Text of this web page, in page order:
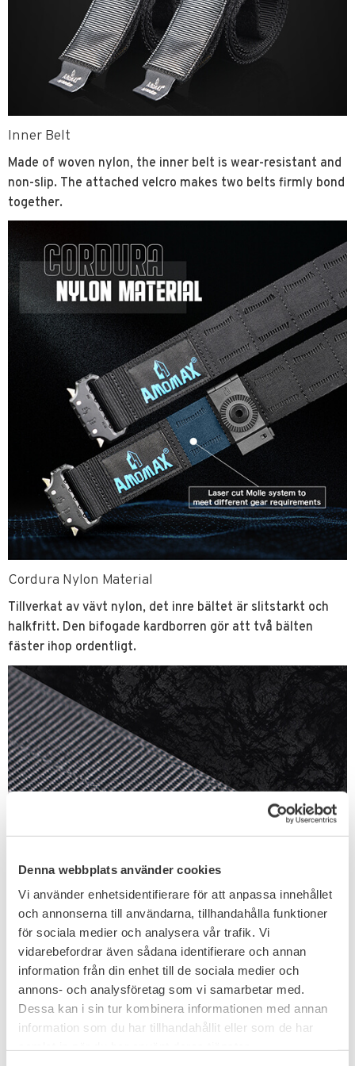
Denna webbplats använder cookies
Vi använder enhetsidentifierare för att anpassa innehållet
och annonserna till användarna, tillhandahålla funktioner
för sociala medier och analysera vår trafik. Vi
vidarebefordrar även sådana identifierare och annan
information från din enhet till de sociala medier och
annons- och analysföretag som vi samarbetar med.
Dessa kan i sin tur kombinera informationen med annan
information som du har tillhandahållit eller som de har
Inner Belt
Made of woven nylon, the inner belt is wear-resistant and
non-slip. The attached velcro makes two belts firmly bond
together.
Cordura Nylon Material
Tillverkat av vävt nylon, det inre bältet är slitstarkt och
halkfritt. Den bifogade kardborren gör att två bälten
fäster ihop ordentligt.
Inclined Cutting
Härdad bältes ände säkerställer stadig och bekväm